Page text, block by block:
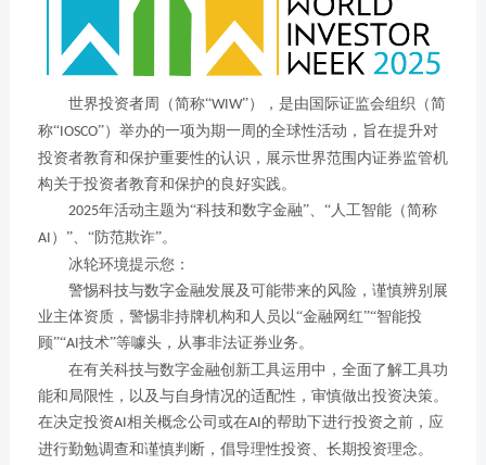
世界投资者周 （简称“WIW”） ，是由国际证监会组织 （简
称“IOSCO”） 举办的一项为期一周的全球性活动，旨在提升对
投资者教育和保护重要性的认识，展示世界范围内证券监管机
构关于投资者教育和保护的良好实践。
2025年活动主题为“科技和数字金融”、“人工智能（简称
AI ） ”、“防范欺诈”。
冰轮环境提示您：
警惕科技与数字金融发展及可能带来的风险， 谨慎辨别展
业主体资质，警惕非持牌机构和人员以“金融网红”“智能投
顾”“AI技术”等噱头，从事非法证券业务。
在有关科技与数字金融创新工具运用中，全面了解工具功
能和局限性，以及与自身情况的适配性，审慎做出投资决策。
在决定投资AI相关概念公司或在AI的帮助下进行投资之前，应
进行勤勉调查和谨慎判断，倡导理性投资、长期投资理念。